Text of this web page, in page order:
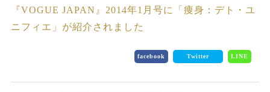
『VOGUE JAPAN』2014年1月号に「痩身：デト・ユ
ニフィエ」が紹介されました
facebook Twitter LINE